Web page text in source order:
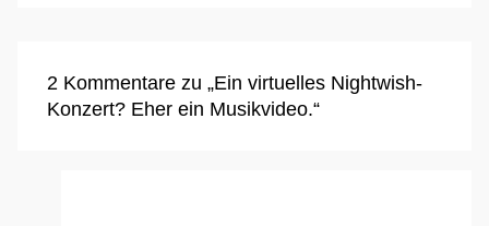
2 Kommentare zu „Ein virtuelles Nightwish-
Konzert? Eher ein Musikvideo.“